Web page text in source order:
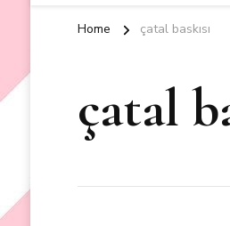
Home çatal baskısı
çatal